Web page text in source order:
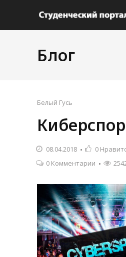
Блог
Белый Гусь
08.04.2018 0
0 Комментарии